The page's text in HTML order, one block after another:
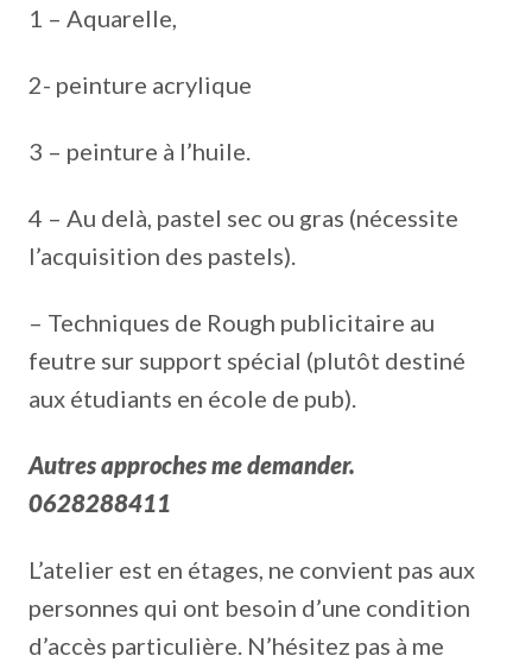
1 – Aquarelle,
2- peinture acrylique
3 – peinture à l’huile.
4 – Au delà, pastel sec ou gras (nécessite
l’acquisition des pastels).
– Techniques de Rough publicitaire au
feutre sur support spécial (plutôt destiné
aux étudiants en école de pub).
Autres approches me demander.
0628288411
L’atelier est en étages, ne convient pas aux
personnes qui ont besoin d’une condition
d’accès particulière. N’hésitez pas à me